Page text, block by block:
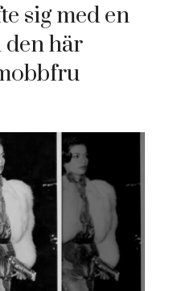
sig med en
här